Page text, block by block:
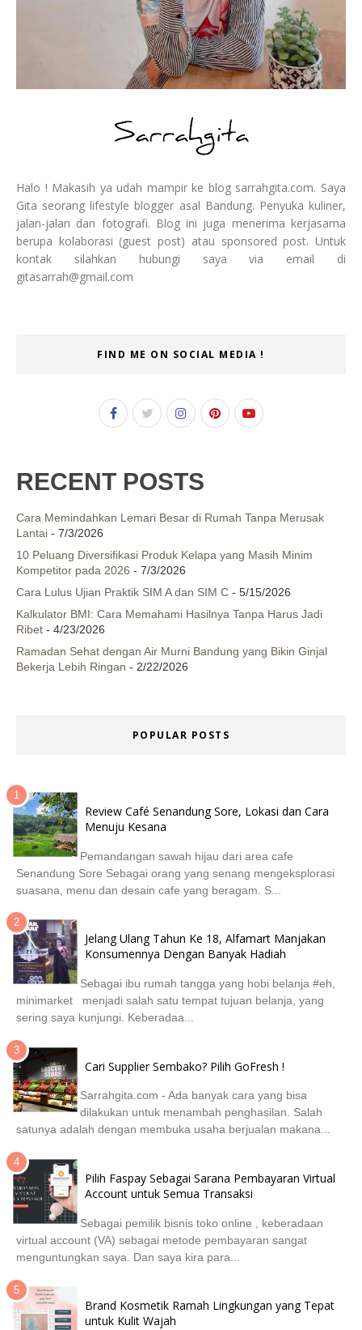
Halo ! Makasih ya udah mampir ke blog sarrahgita.com. Saya
Gita seorang lifestyle blogger asal Bandung. Penyuka kuliner,
jalan-jalan dan fotografi. Blog ini juga menerima kerjasama
berupa kolaborasi (guest post) atau sponsored post. Untuk
kontak silahkan hubungi saya via email di
gitasarrah@gmail.com
FIND ME ON SOCIAL MEDIA !
RECENT POSTS
Cara Memindahkan Lemari Besar di Rumah Tanpa Merusak
Lantai - 7/3/2026
10 Peluang Diversifikasi Produk Kelapa yang Masih Minim
Kompetitor pada 2026 - 7/3/2026
Cara Lulus Ujian Praktik SIM A dan SIM C - 5/15/2026
Kalkulator BMI: Cara Memahami Hasilnya Tanpa Harus Jadi
Ribet - 4/23/2026
Ramadan Sehat dengan Air Murni Bandung yang Bikin Ginjal
Bekerja Lebih Ringan - 2/22/2026
POPULAR POSTS
Review Café Senandung Sore, Lokasi dan Cara
Menuju Kesana
Pemandangan sawah hijau dari area cafe
Senandung Sore Sebagai orang yang senang mengeksplorasi
suasana, menu dan desain cafe yang beragam. S...
Jelang Ulang Tahun Ke 18, Alfamart Manjakan
Konsumennya Dengan Banyak Hadiah
Sebagai ibu rumah tangga yang hobi belanja #eh,
minimarket menjadi salah satu tempat tujuan belanja, yang
sering saya kunjungi. Keberadaa...
Cari Supplier Sembako? Pilih GoFresh !
Sarrahgita.com - Ada banyak cara yang bisa
dilakukan untuk menambah penghasilan. Salah
satunya adalah dengan membuka usaha berjualan makana...
Pilih Faspay Sebagai Sarana Pembayaran Virtual
Account untuk Semua Transaksi
Sebagai pemilik bisnis toko online , keberadaan
virtual account (VA) sebagai metode pembayaran sangat
menguntungkan saya. Dan saya kira para...
Brand Kosmetik Ramah Lingkungan yang Tepat
untuk Kulit Wajah